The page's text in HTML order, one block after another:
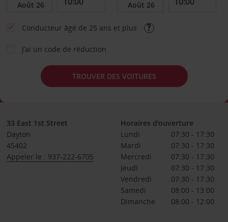
Conducteur âgé de 25 ans et plus
J’ai un code de réduction
TROUVER DES VOITURES
33 East 1st Street
Dayton
45402
Appeler le : 937-222-6705
Horaires d'ouverture
Lundi
07:30 - 17:30
Mardi
07:30 - 17:30
Mercredi
07:30 - 17:30
Jeudi
07:30 - 17:30
Vendredi
07:30 - 17:30
Samedi
08:00 - 13:00
Dimanche
08:00 - 12:00